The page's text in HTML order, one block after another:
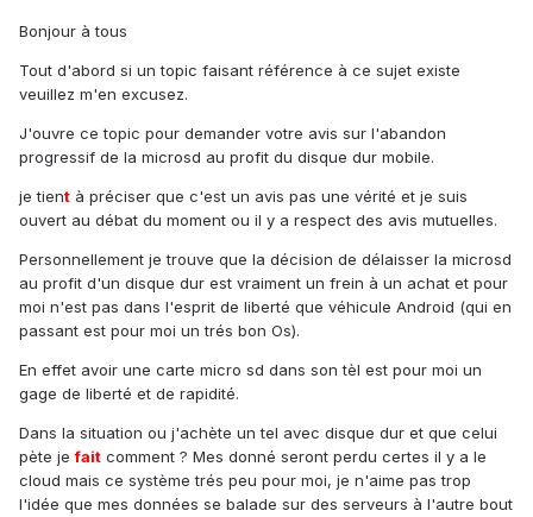
Bonjour à tous
Tout d'abord si un topic faisant référence à ce sujet existe
veuillez m'en excusez.
J'ouvre ce topic pour demander votre avis sur l'abandon
progressif de la microsd au profit du disque dur mobile.
je tient à préciser que c'est un avis pas une vérité et je suis
ouvert au débat du moment ou il y a respect des avis mutuelles.
Personnellement je trouve que la décision de délaisser la microsd
au profit d'un disque dur est vraiment un frein à un achat et pour
moi n'est pas dans l'esprit de liberté que véhicule Android (qui en
passant est pour moi un trés bon Os).
En effet avoir une carte micro sd dans son tèl est pour moi un
gage de liberté et de rapidité.
Dans la situation ou j'achète un tel avec disque dur et que celui
pète jefait comment ? Mes donné seront perdu certes il y a le
cloud mais ce système trés peu pour moi, je n'aime pas trop
l'idée que mes données se balade sur des serveurs à l'autre bout